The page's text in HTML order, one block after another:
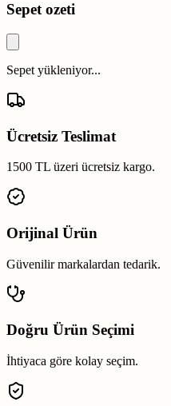
Sepet ozeti
Sepet yükleniyor...
Ücretsiz Teslimat
1500 TL üzeri ücretsiz kargo.
Orijinal Ürün
Güvenilir markalardan tedarik.
Doğru Ürün Seçimi
İhtiyaca göre kolay seçim.